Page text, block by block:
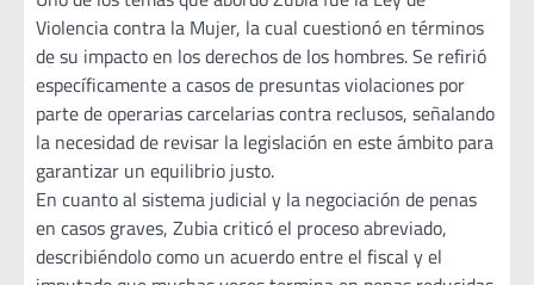
Violencia contra la Mujer, la cual cuestionó en términos
de su impacto en los derechos de los hombres. Se refirió
específicamente a casos de presuntas violaciones por
parte de operarias carcelarias contra reclusos, señalando
la necesidad de revisar la legislación en este ámbito para
garantizar un equilibrio justo.
En cuanto al sistema judicial y la negociación de penas
en casos graves, Zubia criticó el proceso abreviado,
describiéndolo como un acuerdo entre el fiscal y el